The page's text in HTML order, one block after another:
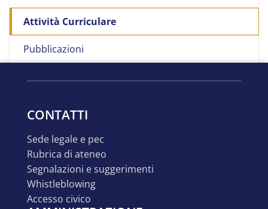
Attività Curriculare
Pubblicazioni
CONTATTI
sede legale e pec
rubrica di ateneo
segnalazioni e suggerimenti
whistleblowing
accesso civico